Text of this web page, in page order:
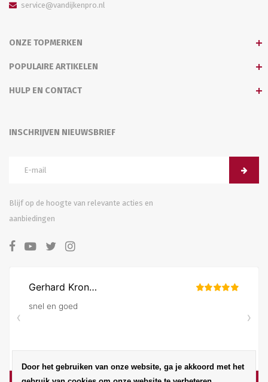
service@vandijkenpro.nl
ONZE TOPMERKEN
POPULAIRE ARTIKELEN
HULP EN CONTACT
INSCHRIJVEN NIEUWSBRIEF
Blijf op de hoogte van relevante acties en
aanbiedingen
Door het gebruiken van onze website, ga je akkoord met het